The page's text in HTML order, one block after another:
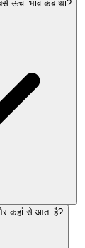
ऊंचा भाव कब था?
कहां से आता है?